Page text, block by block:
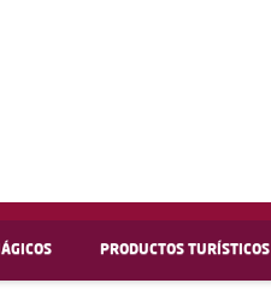
PRODUCTOS TURÍSTICOS